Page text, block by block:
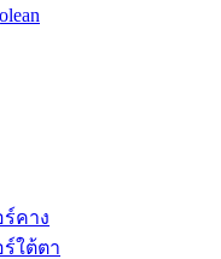
คาง
ใต้ตา